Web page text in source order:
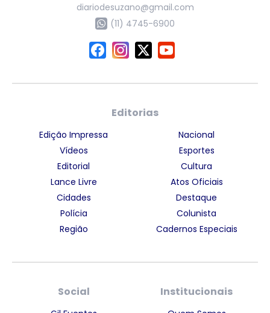
diariodesuzano@gmail.com
(11) 4745-6900
Editorias
Edição Impressa
Vídeos
Editorial
Lance Livre
Cidades
Polícia
Região
Nacional
Esportes
Cultura
Atos Oficiais
Destaque
Colunista
Cadernos Especiais
Social Institucionais